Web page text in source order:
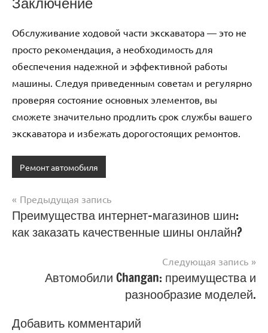
Обслуживание ходовой части экскаватора — это не
просто рекомендация, а необходимость для
обеспечения надежной и эффективной работы
машины. Следуя приведенным советам и регулярно
проверяя состояние основных элементов, вы
сможете значительно продлить срок службы вашего
экскаватора и избежать дорогостоящих ремонтов.
Ремонт автомобиля
Навигация
по
Предыдущая запись
Преимущества интернет-магазинов шин:
как заказать качественные шины онлайн?
Следующая запись
Автомобили Changan: преимущества и
разнообразие моделей.
Добавить комментарий